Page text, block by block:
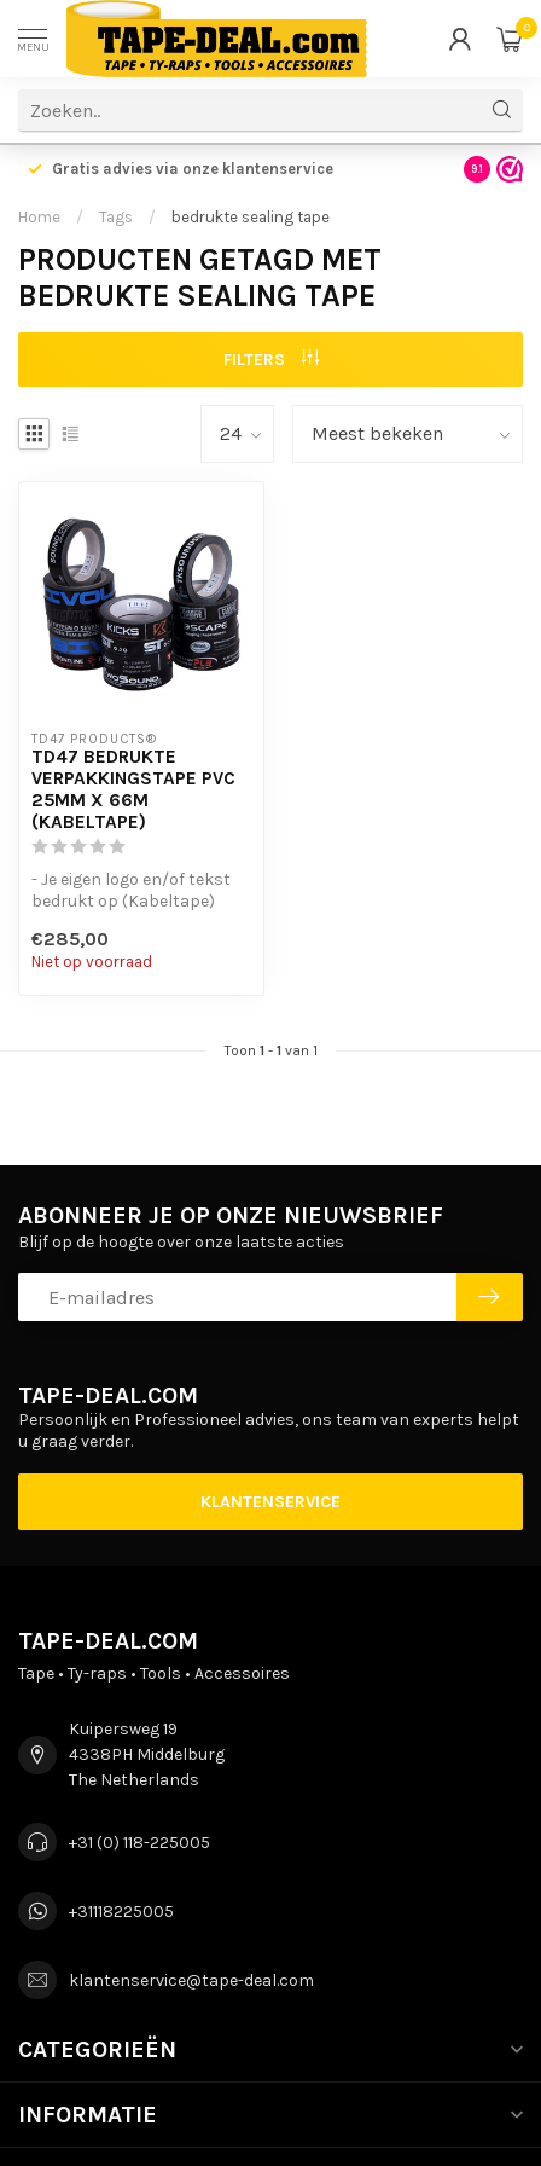
MENU
0
Gratis advies via onze klantenservice 9.1
Home / Tags / bedrukte sealing tape
PRODUCTEN GETAGD MET
BEDRUKTE SEALING TAPE
FILTERS
TD47 PRODUCTS®
TD47 BEDRUKTE
VERPAKKINGSTAPE PVC
25MM X 66M
(KABELTAPE)
- Je eigen logo en/of tekst
bedrukt op (Kabeltape)
- Prijzen incl. cliche-...
€285,00
Niet op voorraad
Toon 1- 1van 1
TAPE-DEAL.COM
Persoonlijk en Professioneel advies, ons team van experts helpt
u graag verder.
KLANTENSERVICE
ABONNEER JE OP ONZE NIEUWSBRIEF
Blijf op de hoogte over onze laatste acties
TAPE-DEAL.COM
Tape • Ty-raps • Tools • Accessoires
Kuipersweg 19
4338PH Middelburg
The Netherlands
+31 (0) 118-225005
+31118225005
klantenservice@tape-deal.com
CATEGORIEËN
INFORMATIE